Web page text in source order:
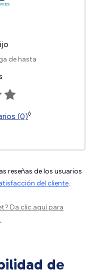
de hasta
(0)◊
reseñas de los usuarios
del cliente.
Da clic aquípara
de